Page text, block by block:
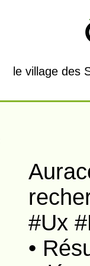
le village des
#Ux
•